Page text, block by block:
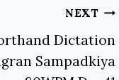
NEXT
Dictation
Sampadkiya